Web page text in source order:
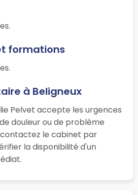
formations
à Beligneux
Pelvet accepte les urgences
douleur ou de problème
le cabinet par
la disponibilité d'un